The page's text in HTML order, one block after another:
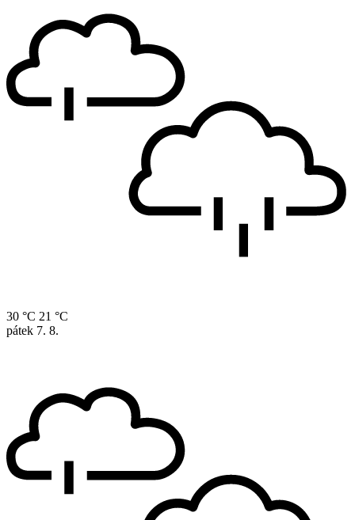
30 °C 21 °C
pátek 7. 8.